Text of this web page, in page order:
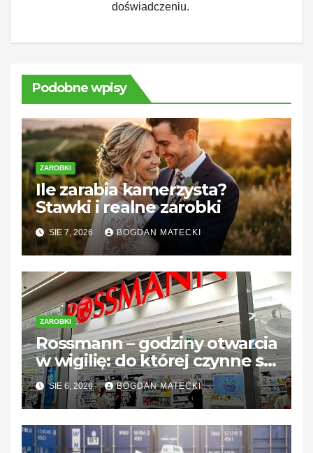
doświadczeniu.
Podobne wpisy
ZAROBKI
Ile zarabia kamerzysta?
Stawki i realne zarobki
SIE 7, 2026 BOGDAN MATECKI
ZAROBKI
Rossmann – godziny otwarcia
w wigilię: do której czynne są
sklepy?
SIE 6, 2026 BOGDAN MATECKI